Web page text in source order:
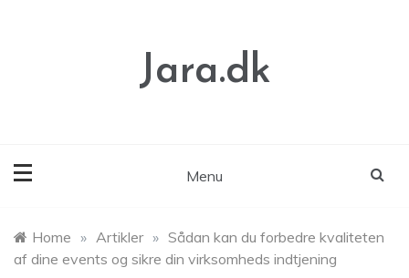
Jara.dk
Menu
Home » Artikler » Sådan kan du forbedre kvaliteten
af dine events og sikre din virksomheds indtjening